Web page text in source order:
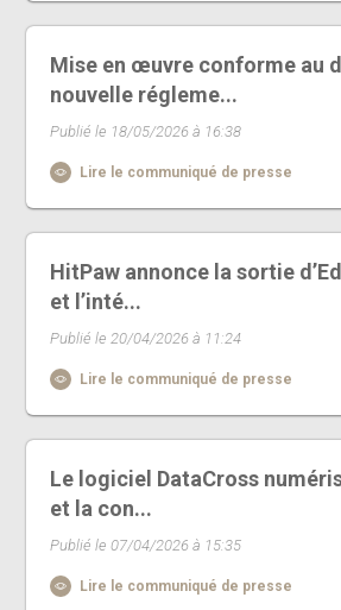
Mise en œuvre conforme au
nouvelle régleme...
Publié le 18/05/2026 à 16:38
Lire le communiqué de presse
HitPaw annonce la sortie
et l’inté...
Publié le 20/04/2026 à 11:24
Lire le communiqué de presse
Le logiciel DataCross
et la con...
Publié le 07/04/2026 à 15:35
Lire le communiqué de presse